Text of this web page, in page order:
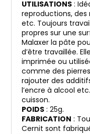
UTILISATIONS :
reproductions, des
etc. Toujours
propres sur une
Malaxer la pâte
d’être travaillée.
imprimée ou
comme des
rajouter des
l’encre à alcool
cuisson.
POIDS : 25g.
FABRICATION :
Cernit sont